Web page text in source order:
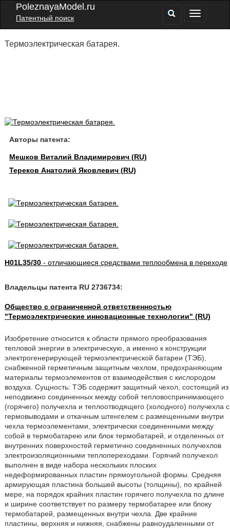
PoleznayaModel.ru
Патентный поиск
Термоэлектрическая батарея.
Авторы патента:
Мешков Виталий Владимирович (RU)
Тереков Анатолий Яковлевич (RU)
H01L35/30- отличающиеся средствами теплообмена в переходе
Владельцы патента RU 2736734:
Общество с ограниченной ответственностью
"Термоэлектрические инновационные технологии" (RU)
Изобретение относится к области прямого преобразования
тепловой энергии в электрическую, а именно к конструкции
электрогенерирующей термоэлектрической батареи (ТЭБ),
снабженной герметичным защитным чехлом, предохраняющим
материалы термоэлементов от взаимодействия с кислородом
воздуха. Сущность: ТЭБ содержит защитный чехол, состоящий из
неподвижно соединенных между собой тепловоспринимающего
(горячего) получехла и теплоотводящего (холодного) получехла с
гермовыводами и откачным штенгелем с размещенными внутри
чехла термоэлементами, электрически соединенными между
собой в термобатарею или блок термобатарей, и отделенных от
внутренних поверхностей герметично соединенных получехлов
электроизоляционными теплопереходами. Горячий получехол
выполнен в виде набора нескольких плоских
недеформированных пластин прямоугольной формы. Средняя
армирующая пластина большей высоты (толщины), по крайней
мере, на порядок крайних пластин горячего получехла по длине
и ширине соответствует по размеру термобатарее или блоку
термобатарей, размещенных внутри чехла. Две крайние
пластины, верхняя и нижняя, снабжены равноудаленными от